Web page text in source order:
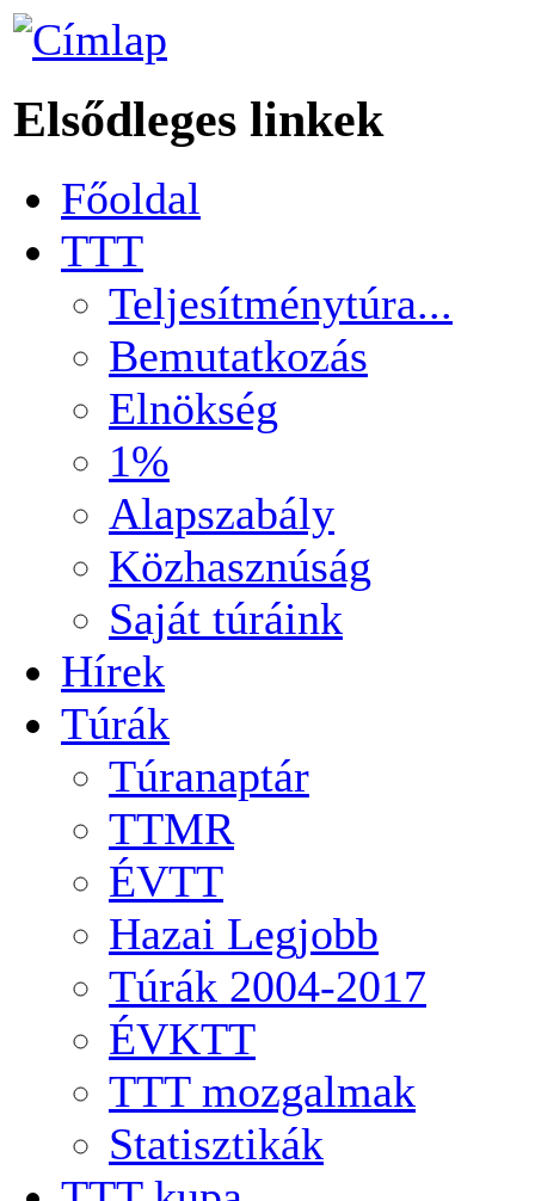
Elsődleges linkek
Főoldal
TTT
Teljesítménytúra...
Bemutatkozás
Elnökség
1%
Alapszabály
Közhasznúság
Saját túráink
Hírek
Túrák
Túranaptár
TTMR
ÉVTT
Hazai Legjobb
Túrák 2004-2017
ÉVKTT
TTT mozgalmak
Statisztikák